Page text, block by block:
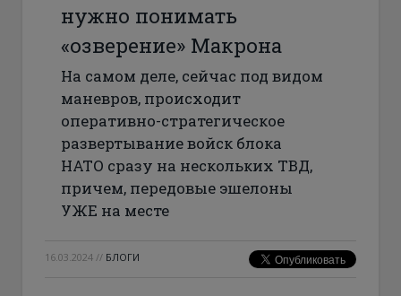
нужно понимать
«озверение» Макрона
На самом деле, сейчас под видом
маневров, происходит
оперативно-стратегическое
развертывание войск блока
НАТО сразу на нескольких ТВД,
причем, передовые эшелоны
УЖЕ на месте
16.03.2024 // БЛОГИ